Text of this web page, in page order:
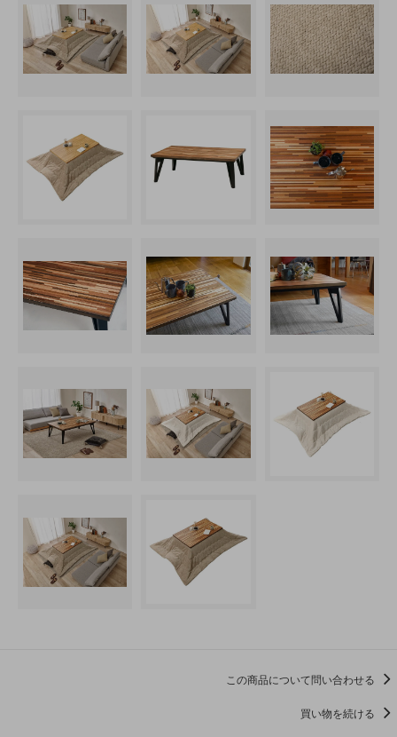
この商品について問い合わせる
買い物を続ける